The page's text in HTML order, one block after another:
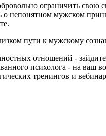
ограничить
мужском
пути к мужскому
отношений -
психолога - на ваш
тренингов и